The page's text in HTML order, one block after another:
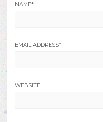
NAME*
EMAIL ADDRESS*
WEBSITE